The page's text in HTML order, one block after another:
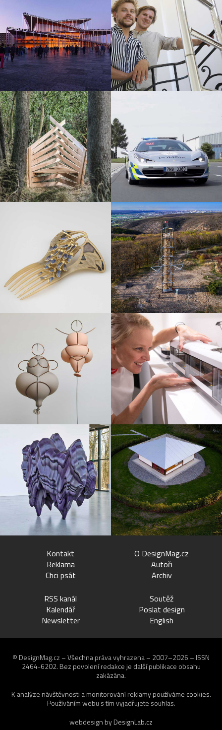
Kontakt
Reklama
Chci psát
O DesignMag.cz
Autoři
Archiv
RSS kanál
Kalendář
Newsletter
Soutěž
Poslat design
English
© DesignMag.cz – Všechna práva vyhrazena – 2007–2026 – ISSN
2464-6202. Bez povolení redakce je další publikace obsahu
zakázána.
K analýze návštěvnosti a monitorování reklamy používáme cookies.
Používáním webu s tím vyjadřujete souhlas.
webdesign byDesignLab.cz